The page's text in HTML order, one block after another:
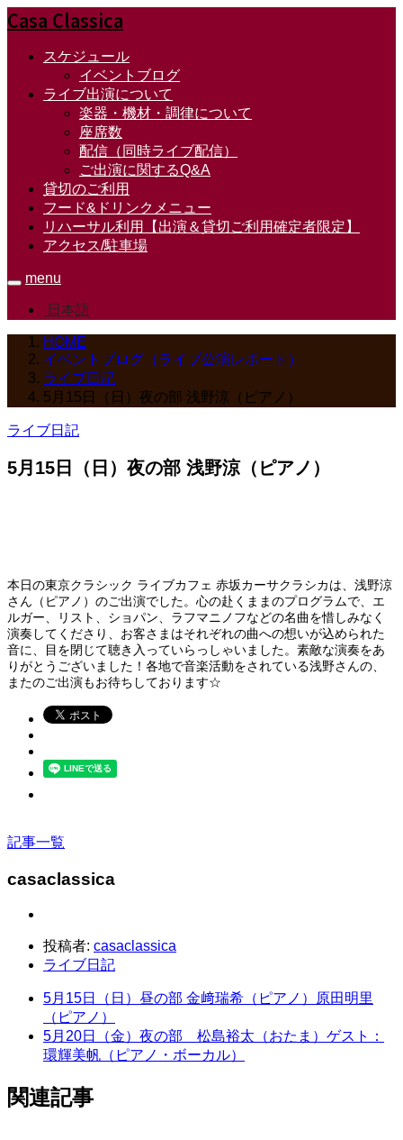
Casa Classica
スケジュール
イベントブログ
ライブ出演について
楽器・機材・調律について
座席数
配信（同時ライブ配信）
ご出演に関するQ&A
貸切のご利用
フード&ドリンクメニュー
リハーサル利用【出演＆貸切ご利用確定者限定】
アクセス/駐車場
menu
日本語
HOME
イベントブログ（ライブ公演レポート）
ライブ日記
5月15日（日）夜の部 浅野涼（ピアノ）
ライブ日記
5月15日（日）夜の部 浅野涼（ピアノ）
本日の東京クラシック ライブカフェ 赤坂カーサクラシカは、浅野涼
さん（ピアノ）のご出演でした。心の赴くままのプログラムで、エ
ルガー、リスト、ショパン、ラフマニノフなどの名曲を惜しみなく
演奏してくださり、お客さまはそれぞれの曲への想いが込められた
音に、目を閉じて聴き入っていらっしゃいました。素敵な演奏をあ
りがとうございました！各地で音楽活動をされている浅野さんの、
またのご出演もお待ちしております☆
記事一覧
casaclassica
投稿者: casaclassica
ライブ日記
5月15日（日）昼の部 金﨑瑞希（ピアノ）原田明里
（ピアノ）
5月20日（金）夜の部 松島裕太（おたま）ゲスト：
環輝美帆（ピアノ・ボーカル）
関連記事